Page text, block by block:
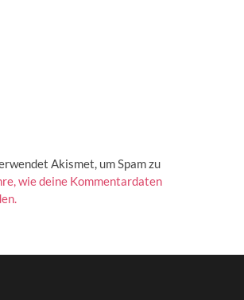
Akismet, um Spam zu
wie deine Kommentardaten